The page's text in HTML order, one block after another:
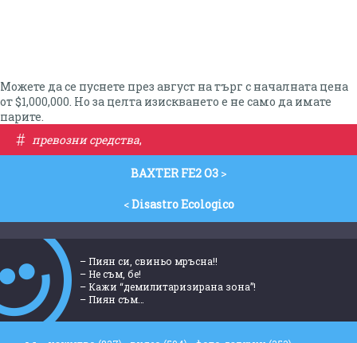
Можете да се пуснете през август на търг с началната цена
от $1,000,000. Но за целта изискването е не само да имате
парите.
# превозни средства,
BAXTER FE2 O3>
<Disastro Ecologico
– Пиян си, свиньо мръсна!!
– Не съм, бе!
– Кажи “демилитаризирана зона”!
– Пиян съм…